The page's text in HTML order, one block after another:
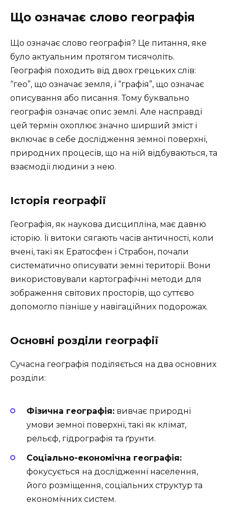
Що означає слово географія
Що означає слово географія? Це питання, яке
було актуальним протягом тисячоліть.
Географія походить від двох грецьких слів:
“гео”, що означає земля, і “графія”, що означає
описування або писання. Тому буквально
географія означає опис землі. Але насправді
цей термін охоплює значно ширший зміст і
включає в себе дослідження земної поверхні,
природних процесів, що на ній відбуваються, та
взаємодії людини з нею.
Історія географії
Географія, як наукова дисципліна, має давню
історію. Її витоки сягають часів античності, коли
вчені, такі як Ератосфен і Страбон, почали
систематично описувати земні території. Вони
використовували картографічні методи для
зображення світових просторів, що суттєво
допомогло пізніше у навігаційних подорожах.
Основні розділи географії
Сучасна географія поділяється на два основних
розділи:
Фізична географія: вивчає природні
умови земної поверхні, такі як клімат,
рельєф, гідрографія та ґрунти.
Соціально-економічна географія:
фокусується на дослідженні населення,
його розміщення, соціальних структур та
економічних систем.